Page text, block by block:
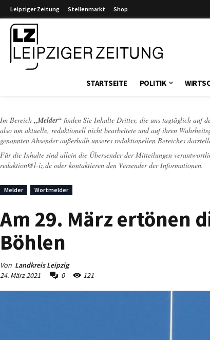
Leipziger Zeitung Stellenmarkt Shop
STARTSEITE POLITIK
Im Bereich „Melder“ finden Sie Inhalte Dritter, die uns tagtäglich auf
also um aktuelle, redaktionell nicht bearbeitete und auf ihren
genannten Absender außerhalb unseres redaktionellen Bereiches
Für die Inhalte sind allein die Übersender der Mitteilungen
redaktion@l-iz.de oder kontaktieren den Versender der Informationen.
Melder Wortmelder
Am 29. März ertönen
Böhlen
Von Landkreis Leipzig
24. März 2021
0 121